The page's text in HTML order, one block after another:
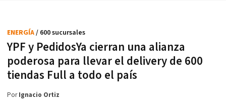
YPF y PedidosYa cierran una alianza
poderosa para llevar el delivery de 600
tiendas Full a todo el país
ENERGÍA/ 600 sucursales
PorIgnacio Ortiz